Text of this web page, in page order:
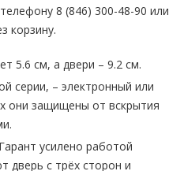
8 (846) 300-48-90 или
корзину.
5.6 см, а двери – 9.2 см.
серии, – электронный или
они защищены от вскрытия
усилено работой
дверь с трёх сторон и